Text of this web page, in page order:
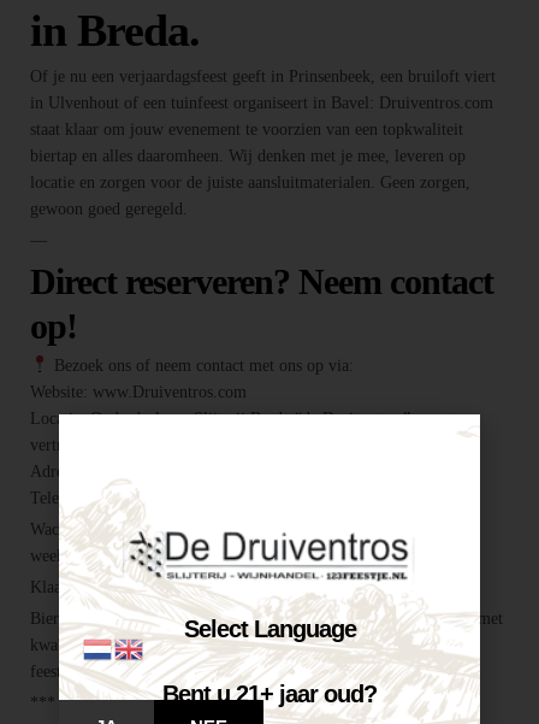
in Breda.
Of je nu een verjaardagsfeest geeft in Prinsenbeek, een bruiloft viert
in Ulvenhout of een tuinfeest organiseert in Bavel: Druiventros.com
staat klaar om jouw evenement te voorzien van een topkwaliteit
biertap en alles daaromheen. Wij denken met je mee, leveren op
locatie en zorgen voor de juiste aansluitmaterialen. Geen zorgen,
gewoon goed geregeld.
—
Direct reserveren? Neem contact
op!
Bezoek ons of neem contact met ons op via:
Website: www.Druiventros.com
Locatie: Onderdeel van Slijterij Breda “de Druiventros”, een
vertrouwd adres voor alles wat je feest compleet maakt.
Adres: Hoogeind 6, 4817 EM Breda
Telefoon / E-mail: 076 521 0026 / info@druiventros.com
Wacht niet te lang, want biertaps zijn vaak snel verhuurd in de
weekenden en zomermaanden! —
Klaar voor een geslaagd feest?
Biertap huren locatie Breda – snel geregeld via Druiventros.com, met
kwaliteit en service van Slijterij Breda “de Druiventros”. Laat het
feest maar komen!
***
Select Language
Bent u 21+ jaar oud?